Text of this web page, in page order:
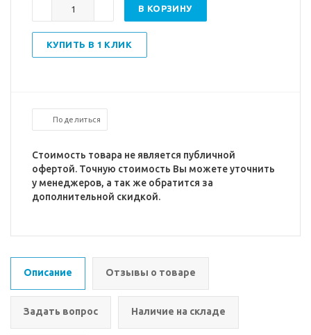
В КОРЗИНУ
КУПИТЬ В 1 КЛИК
Поделиться
Стоимость товара не является публичной
офертой. Точную стоимость Вы можете уточнить
у менеджеров, а так же обратится за
дополнительной скидкой.
Описание Отзывы о товаре
Задать вопрос Наличие на складе